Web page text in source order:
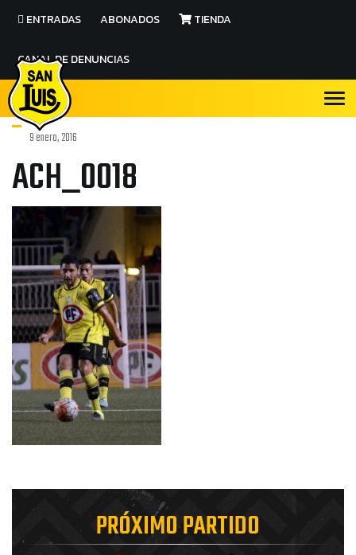
ENTRADAS ABONADOS TIENDA
CANAL DE DENUNCIAS
9 enero, 2016
ACH_0018
PRÓXIMO PARTIDO